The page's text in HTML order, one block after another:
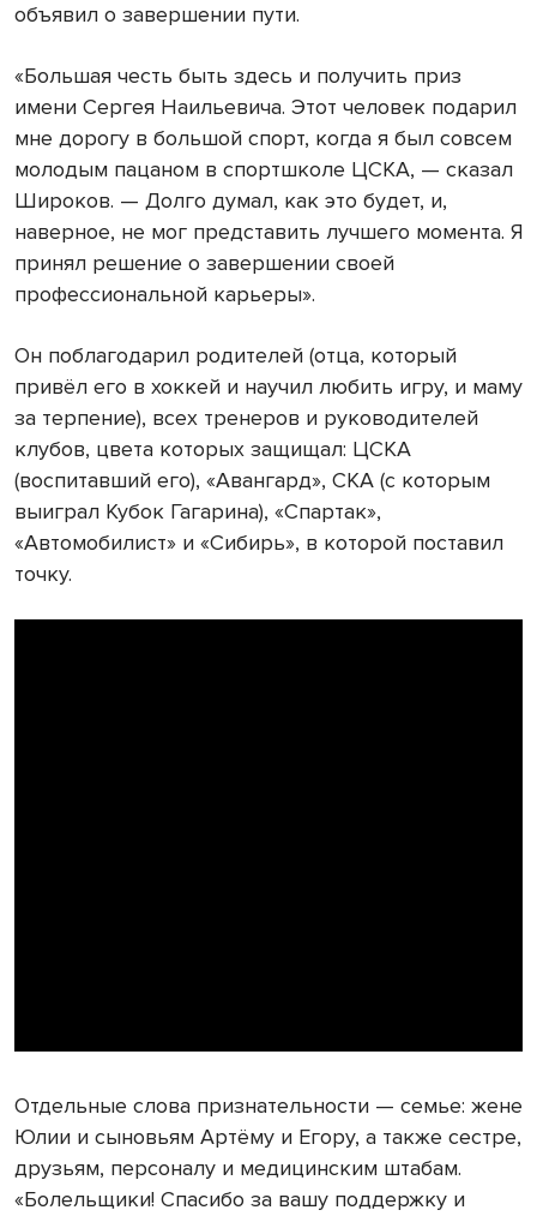
объявил о завершении пути.
«Большая честь быть здесь и получить приз
имени Сергея Наильевича. Этот человек подарил
мне дорогу в большой спорт, когда я был совсем
молодым пацаном в спортшколе ЦСКА, — сказал
Широков. — Долго думал, как это будет, и,
наверное, не мог представить лучшего момента. Я
принял решение о завершении своей
профессиональной карьеры».
Он поблагодарил родителей (отца, который
привёл его в хоккей и научил любить игру, и маму
за терпение), всех тренеров и руководителей
клубов, цвета которых защищал: ЦСКА
(воспитавший его), «Авангард», СКА (с которым
выиграл Кубок Гагарина), «Спартак»,
«Автомобилист» и «Сибирь», в которой поставил
точку.
Отдельные слова признательности — семье: жене
Юлии и сыновьям Артёму и Егору, а также сестре,
друзьям, персоналу и медицинским штабам.
«Болельщики! Спасибо за вашу поддержку и